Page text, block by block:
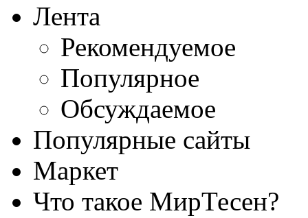
Лента
Рекомендуемое
Популярное
Обсуждаемое
Популярные сайты
Маркет
Что такое МирТесен?